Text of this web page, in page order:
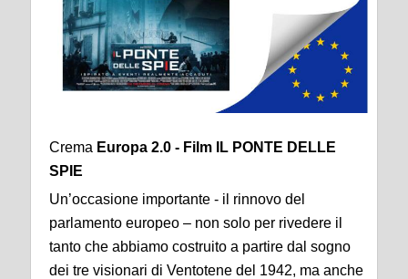
Crema Europa 2.0 - Film IL PONTE DELLE
SPIE
Un’occasione importante - il rinnovo del
parlamento europeo – non solo per rivedere il
tanto che abbiamo costruito a partire dal sogno
dei tre visionari di Ventotene del 1942, ma anche